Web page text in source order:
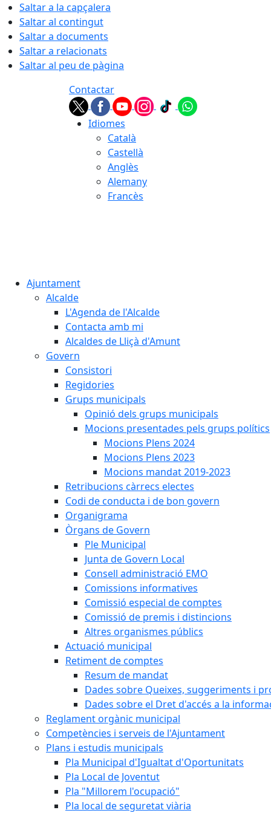
Saltar a la capçalera
Saltar al contingut
Saltar a documents
Saltar a relacionats
Saltar al peu de pàgina
Contactar
Idiomes
Català
Castellà
Anglès
Alemany
Francès
Ajuntament
Alcalde
L'Agenda de l'Alcalde
Contacta amb mi
Alcaldes de Lliçà d'Amunt
Govern
Consistori
Regidories
Grups municipals
Opinió dels grups municipals
Mocions presentades pels grups polítics
Mocions Plens 2024
Mocions Plens 2023
Mocions mandat 2019-2023
Retribucions càrrecs electes
Codi de conducta i de bon govern
Organigrama
Òrgans de Govern
Ple Municipal
Junta de Govern Local
Consell administració EMO
Comissions informatives
Comissió especial de comptes
Comissió de premis i distincions
Altres organismes públics
Actuació municipal
Retiment de comptes
Resum de mandat
Dades sobre Queixes, suggeriments i
Dades sobre el Dret d'accés a la
Reglament orgànic municipal
Competències i serveis de l'Ajuntament
Plans i estudis municipals
Pla Municipal d'Igualtat d'Oportunitats
Pla Local de Joventut
Pla "Millorem l'ocupació"
Pla local de seguretat viària